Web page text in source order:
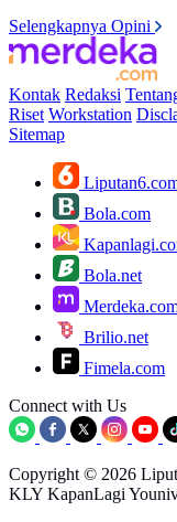
Selengkapnya Opini
Kontak Redaksi
Riset Workstation
Sitemap
Bola.com
Bola.net
Brilio.net
Fimela.com
Connect with Us
Copyright © 2026
KLY KapanLagi